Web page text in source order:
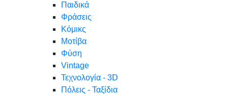
Παιδικά
Φράσεις
Κόμικς
Μοτίβα
Φύση
Vintage
Τεχνολογία - 3D
Πόλεις - Ταξίδια